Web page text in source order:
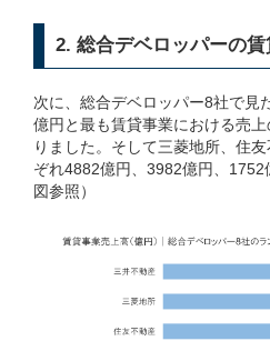
2. 総合デベロッパーの
次に、総合デベロッパー8社で見
億円と最も賃貸事業における売
りました。そして三菱地所、住
ぞれ4882億円、3982億円、
図参照）